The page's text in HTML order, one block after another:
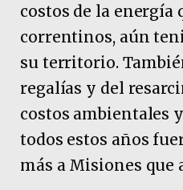
costos de la energía
correntinos, aún
su territorio.
regalías y del
costos ambientales
todos estos años
más a Misiones que